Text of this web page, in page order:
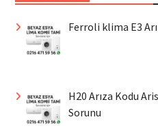
Ferroli klima E3
H20 Arıza Kodu
Sorunu